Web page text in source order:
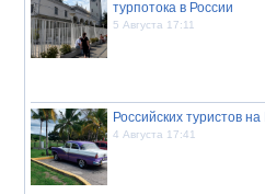
турпотока в России
5 Августа 17:11
Российских туристов
4 Августа 17:41